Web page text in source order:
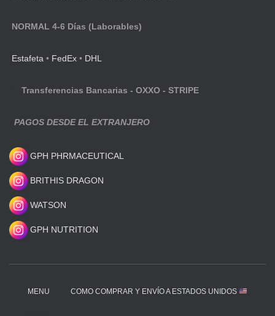
NORMAL 4-6 Días (Laborables)
Estafeta • FedEx • DHL
Transferencias Bancarias - OXXO - STRIPE
PAGOS DESDE EL EXTRANJERO
GPH PHRMACEUTICAL
BRITHIS DRAGON
WATSON
GPH NUTRITION
MENU COMO COMPRAR Y ENVÍO A ESTADOS UNIDOS